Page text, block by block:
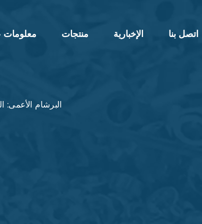
معلومات منتجات الإخبارية اتصل بنا
البرشام الأعمى: